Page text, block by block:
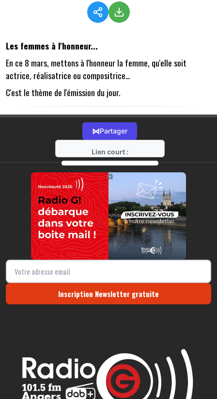
Les femmes à l'honneur...
En ce 8 mars, mettons à l'honneur la femme, qu'elle soit
actrice, réalisatrice ou compositrice...
C'est le thème de l'émission du jour.
⋈Partager
Lien court :
https://radio-g.fr?21174
⧉
Inscription Newsletter gratuite